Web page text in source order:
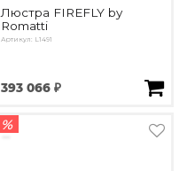
Люстра FIREFLY by
Romatti
Артикул: L1491
393 066 ₽
%